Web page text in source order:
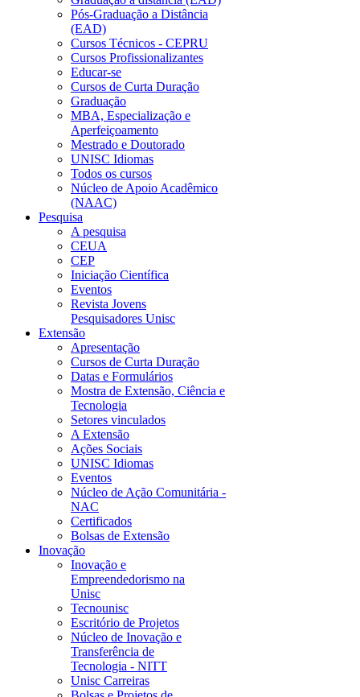
Pós-Graduação a Distância
(EAD)
Cursos Técnicos - CEPRU
Cursos Profissionalizantes
Educar-se
Cursos de Curta Duração
Graduação
MBA, Especialização e
Aperfeiçoamento
Mestrado e Doutorado
UNISC Idiomas
Todos os cursos
Núcleo de Apoio Acadêmico
(NAAC)
Pesquisa
A pesquisa
CEUA
CEP
Iniciação Científica
Eventos
Revista Jovens
Pesquisadores Unisc
Extensão
Apresentação
Cursos de Curta Duração
Datas e Formulários
Mostra de Extensão, Ciência e
Tecnologia
Setores vinculados
A Extensão
Ações Sociais
UNISC Idiomas
Eventos
Núcleo de Ação Comunitária -
NAC
Certificados
Bolsas de Extensão
Inovação
Inovação e
Empreendedorismo na
Unisc
Tecnounisc
Escritório de Projetos
Núcleo de Inovação e
Transferência de
Tecnologia - NITT
Unisc Carreiras